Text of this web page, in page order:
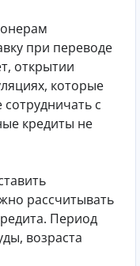
при переводе
открытии
которые
с
кредиты не
рассчитывать
Период
возраста